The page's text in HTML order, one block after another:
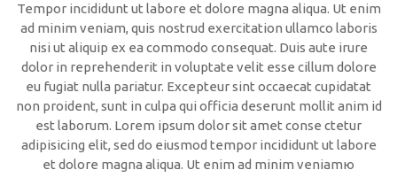
Tempor incididunt ut labore et dolore magna aliqua. Ut enim
ad minim veniam, quis nostrud exercitation ullamco laboris
nisi ut aliquip ex ea commodo consequat. Duis aute irure
dolor in reprehenderit in voluptate velit esse cillum dolore
eu fugiat nulla pariatur. Excepteur sint occaecat cupidatat
non proident, sunt in culpa qui officia deserunt mollit anim id
est laborum. Lorem ipsum dolor sit amet conse ctetur
adipisicing elit, sed do eiusmod tempor incididunt ut labore
et dolore magna aliqua. Ut enim ad minim veniamю